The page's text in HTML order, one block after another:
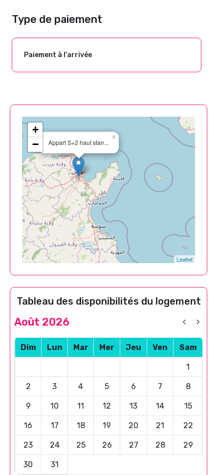
Type de paiement
Paiement à l'arrivée
Appart S+2 haut stan...
×
+
−
Leaflet
Tableau des disponibilités du logement
Août 2026
Dim Lun Mar Mer Jeu Ven Sam
1
2 3 4 5 6 7 8
9 10 11 12 13 14 15
16 17 18 19 20 21 22
23 24 25 26 27 28 29
30 31